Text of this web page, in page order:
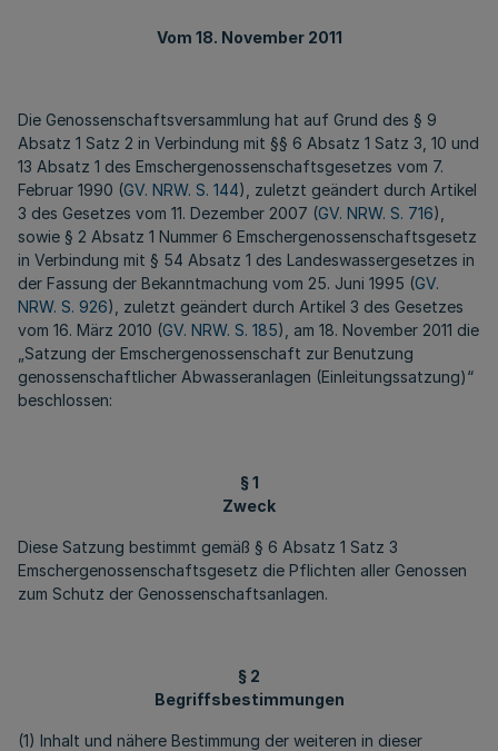
Vom 18. November 2011
Die Genossenschaftsversammlung hat auf Grund des § 9
Absatz 1 Satz 2 in Verbindung mit §§ 6 Absatz 1 Satz 3, 10 und
13 Absatz 1 des Emschergenossenschaftsgesetzes vom 7.
Februar 1990 (GV. NRW. S. 144), zuletzt geändert durch Artikel
3 des Gesetzes vom 11. Dezember 2007 (GV. NRW. S. 716),
sowie § 2 Absatz 1 Nummer 6 Emschergenossenschaftsgesetz
in Verbindung mit § 54 Absatz 1 des Landeswassergesetzes in
der Fassung der Bekanntmachung vom 25. Juni 1995 (GV.
NRW. S. 926), zuletzt geändert durch Artikel 3 des Gesetzes
vom 16. März 2010 (GV. NRW. S. 185), am 18. November 2011 die
„Satzung der Emschergenossenschaft zur Benutzung
genossenschaftlicher Abwasseranlagen (Einleitungssatzung)“
beschlossen:
§ 1
Zweck
Diese Satzung bestimmt gemäß § 6 Absatz 1 Satz 3
Emschergenossenschaftsgesetz die Pflichten aller Genossen
zum Schutz der Genossenschaftsanlagen.
§ 2
Begriffsbestimmungen
(1) Inhalt und nähere Bestimmung der weiteren in dieser